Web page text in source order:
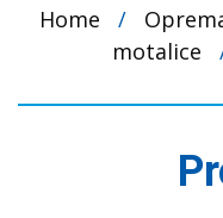
Home /
motalice